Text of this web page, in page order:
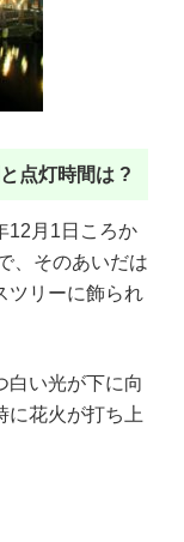
点灯時間は ?
12月1日ころか
、そのあいだは
ツリーに飾られ
白い光が下に向
に花火が打ち上